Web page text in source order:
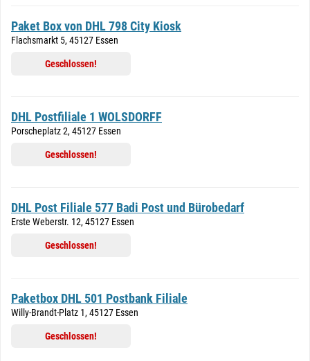
Paket Box von DHL 798 City Kiosk
Flachsmarkt 5, 45127 Essen
Geschlossen!
DHL Postfiliale 1 WOLSDORFF
Porscheplatz 2, 45127 Essen
Geschlossen!
DHL Post Filiale 577 Badi Post und Bürobedarf
Erste Weberstr. 12, 45127 Essen
Geschlossen!
Paketbox DHL 501 Postbank Filiale
Willy-Brandt-Platz 1, 45127 Essen
Geschlossen!